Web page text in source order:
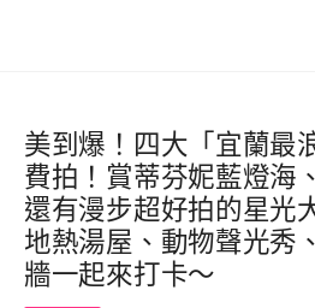
美到爆！四大「宜蘭最
費拍！賞蒂芬妮藍燈海
還有漫步超好拍的星光
地熱湯屋、動物聲光秀
牆一起來打卡～